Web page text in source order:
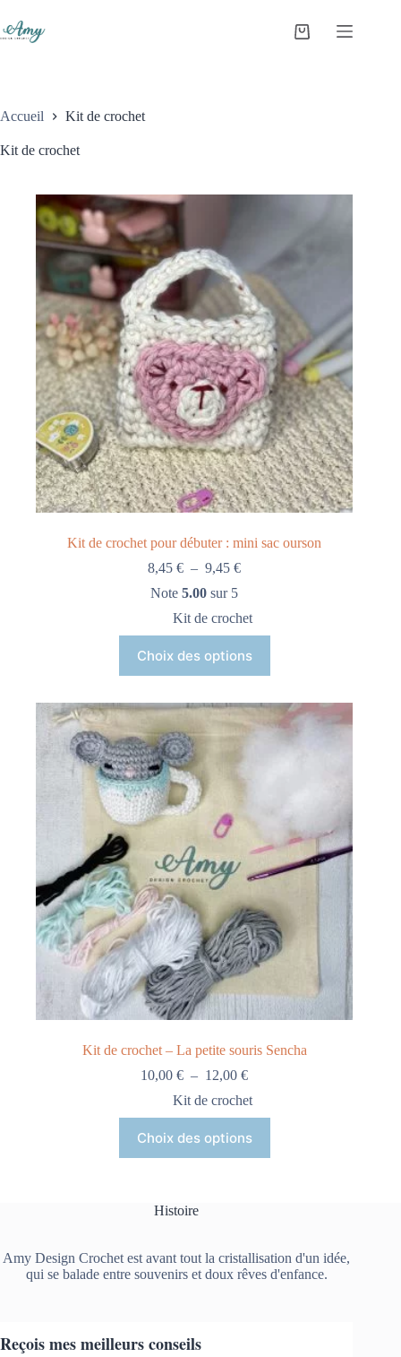
Accueil Kit de crochet
Kit de crochet
Kit de crochet pour débuter : mini sac ourson
8,45€ – 9,45€
Note5.00 sur 5
Kit de crochet
Choix des options
Kit de crochet – La petite souris Sencha
10,00€ – 12,00€
Kit de crochet
Choix des options
Histoire
Amy Design Crochet est avant tout la cristallisation d'un idée,
qui se balade entre souvenirs et doux rêves d'enfance.
Reçois mes meilleurs conseils